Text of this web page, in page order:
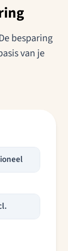
besparing
van je